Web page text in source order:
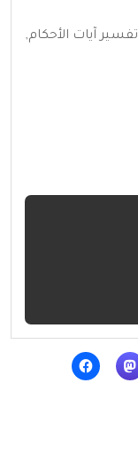
تفسير آيات الأحكام,